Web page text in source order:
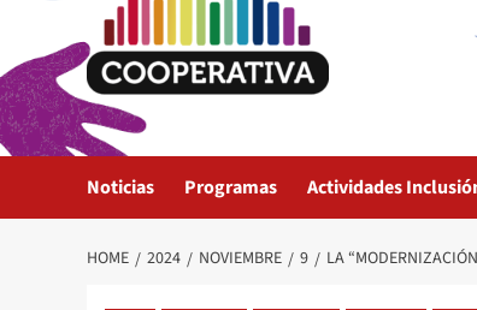
Noticias Programas Actividades
HOME 2024 NOVIEMBRE 9 LA